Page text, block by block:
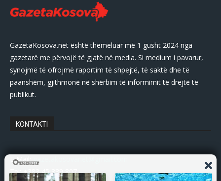
GazetaKosova.net është themeluar më 1 gusht 2024 nga
gazetarë me përvojë të gjatë në media. Si medium i pavarur,
synojmë të ofrojmë raportim të shpejtë, të saktë dhe të
paanshëm, gjithmonë në shërbim të informimit të drejtë të
publikut.
KONTAKTI
E-Mail:gazetakosovanet@gmail.com
Tel: +383 45 339 807